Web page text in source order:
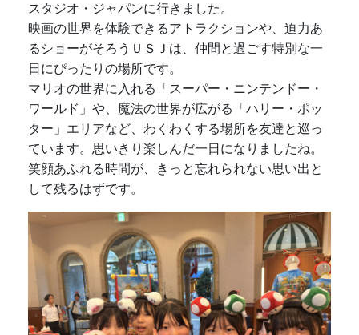
スタジオ・ジャパンに行きました。
映画の世界を体験できるアトラクションや、迫力あ
るショーがそろうＵＳＪは、仲間と過ごす特別な一
日にぴったりの場所です。
マリオの世界に入れる「スーパー・ニンテンドー・
ワールド」や、魔法の世界が広がる「ハリー・ポッ
ター」エリアなど、わくわくする場所を友達と巡っ
ています。思いきり楽しんだ一日になりましたね。
笑顔あふれる時間が、きっと忘れられない思い出と
して残るはずです。